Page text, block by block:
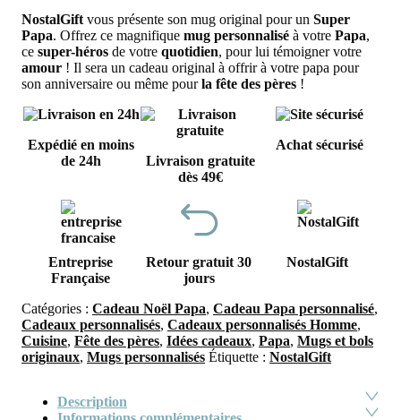
NostalGift vous présente son mug original pour un Super
Papa. Offrez ce magnifique mug personnalisé à votre Papa,
ce super-héros de votre quotidien, pour lui témoigner votre
amour ! Il sera un cadeau original à offrir à votre papa pour
son anniversaire ou même pourla fête des pères !
Expédié en moins
de 24h
Livraison gratuite
dès 49€
Achat sécurisé
Entreprise
Française
Retour gratuit 30
jours
NostalGift
Catégories : Cadeau Noël Papa, Cadeau Papa personnalisé,
Cadeaux personnalisés, Cadeaux personnalisés Homme,
Cuisine, Fête des pères, Idées cadeaux, Papa, Mugs et bols
originaux, Mugs personnalisés Étiquette : NostalGift
Description